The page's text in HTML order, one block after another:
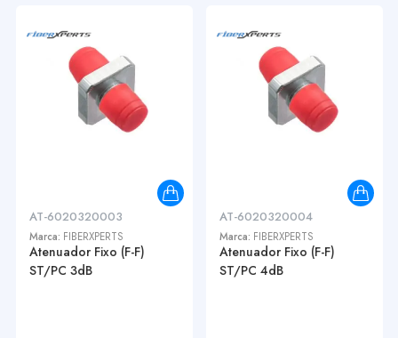
AT-6020320003
Marca: FIBERXPERTS
Atenuador Fixo (F-F)
ST/PC 3dB
AT-6020320004
Marca: FIBERXPERTS
Atenuador Fixo (F-F)
ST/PC 4dB